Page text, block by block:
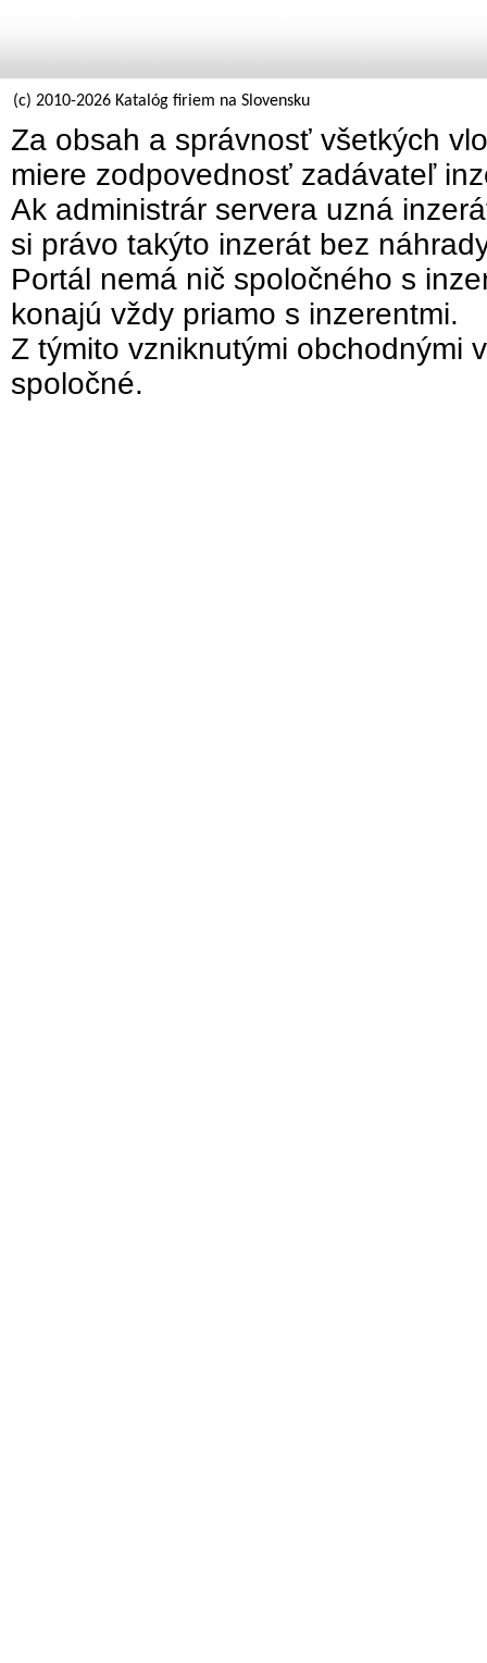
(c) 2010-2026 Katalóg firiem na Slovensku
Za obsah a správnosť všetkých
miere zodpovednosť zadávateľ
Ak administrár servera uzná
si právo takýto inzerát bez
Portál nemá nič spoločného s
konajú vždy priamo s inzerentmi.
Z týmito vzniknutými obchodnými
spoločné.